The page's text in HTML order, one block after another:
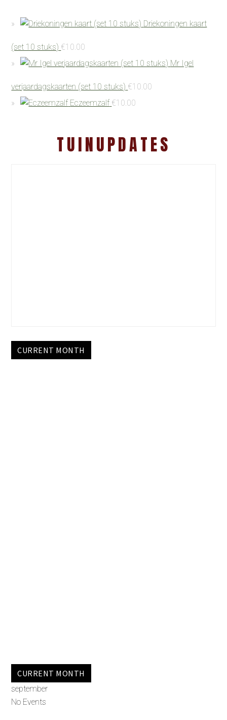
Driekoningen kaart
(set 10 stuks) €10.00
Mr Igel
verjaardagskaarten (set 10 stuks) €10.00
Eczeemzalf €10.00
TUINUPDATES
CURRENT MONTH
CURRENT MONTH
september
No Events